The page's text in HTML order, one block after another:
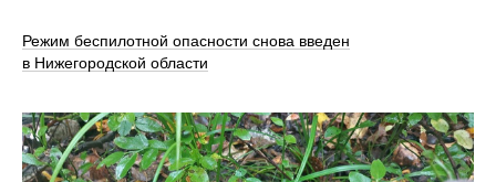
Режим беспилотной опасности снова введен
в Нижегородской области